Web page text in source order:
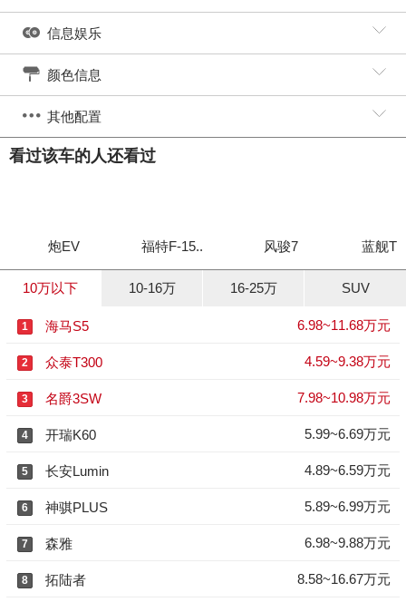
信息娱乐
颜色信息
其他配置
看过该车的人还看过
炮EV 福特F-15.. 风骏7 蓝舰
10万以下 10-16万 16-25万 SUV
1 海马S5 6.98~11.68万元
2 众泰T300 4.59~9.38万元
3 名爵3SW 7.98~10.98万元
4 开瑞K60 5.99~6.69万元
5 长安Lumin 4.89~6.59万元
6 神骐PLUS 5.89~6.99万元
7 森雅 6.98~9.88万元
8 拓陆者 8.58~16.67万元